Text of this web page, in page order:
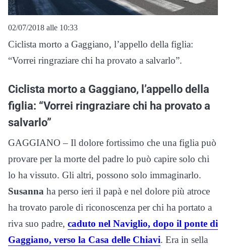
02/07/2018 alle 10:33
Ciclista morto a Gaggiano, l’appello della figlia:
“Vorrei ringraziare chi ha provato a salvarlo”.
Ciclista morto a Gaggiano, l’appello della
figlia: “Vorrei ringraziare chi ha provato a
salvarlo”
GAGGIANO – Il dolore fortissimo che una figlia può
provare per la morte del padre lo può capire solo chi
lo ha vissuto. Gli altri, possono solo immaginarlo.
Susanna ha perso ieri il papà e nel dolore più atroce
ha trovato parole di riconoscenza per chi ha portato a
riva suo padre, caduto nel Naviglio, dopo il ponte di
Gaggiano, verso la Casa delle Chiavi. Era in sella